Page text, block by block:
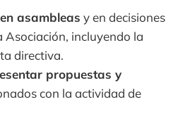
asambleas y en decisiones
Asociación, incluyendo la
directiva.
propuestas y
con la actividad de